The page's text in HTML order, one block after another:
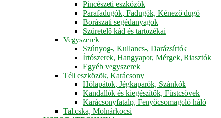
Pincészeti eszközök
Parafadugók, Fadugók, Kénező dugó
Borászati segédanyagok
Szüretelő kád és tartozékai
Vegyszerek
Szúnyog-, Kullancs-, Darázsírtók
Írtószerek, Hangyapor, Mérgek, Riasztók
Egyéb vegyszerek
Téli eszközök, Karácsony
Hólapátok, Jégkaparók, Szánkók
Kandallók és kiegészítők, Füstcsövek
Karácsonyfatalp, Fenyőcsomagoló háló
Talicska, Molnárkocsi